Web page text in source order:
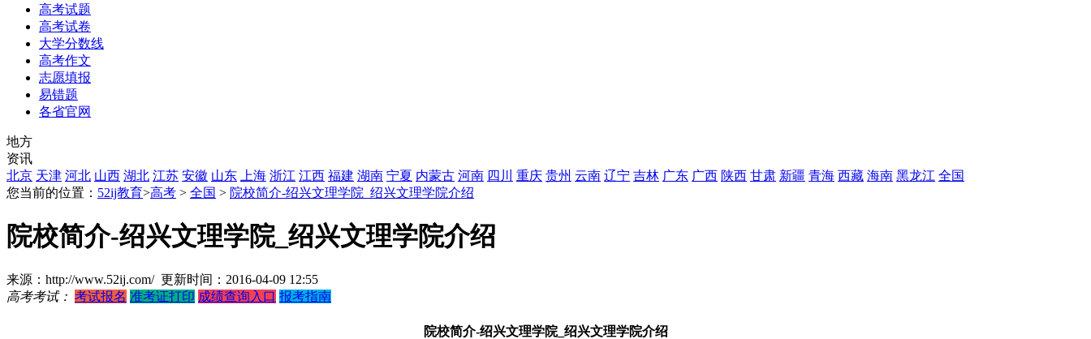
高考试题
高考试卷
大学分数线
高考作文
志愿填报
易错题
各省官网
地方
资讯
北京 天津 河北 山西 湖北 江苏 安徽 山东 上海 浙江 江西 福建 湖南 宁夏 内蒙古 河南 四川 重庆 贵州 云南 辽宁 吉林 广东 广西 陕西 甘肃 新疆 青海 西藏 海南 黑龙江 全国
您当前的位置： 52ij教育>高考 > 全国 > 院校简介-绍兴文理学院_绍兴文理学院介绍
院校简介-绍兴文理学院_绍兴文理学院介绍
来源：http://www.52ij.com/ 更新时间：2016-04-09 12:55
高考考试： 考试报名 准考证打印 成绩查询入口 报考指南
院校简介-绍兴文理学院_绍兴文理学院介绍